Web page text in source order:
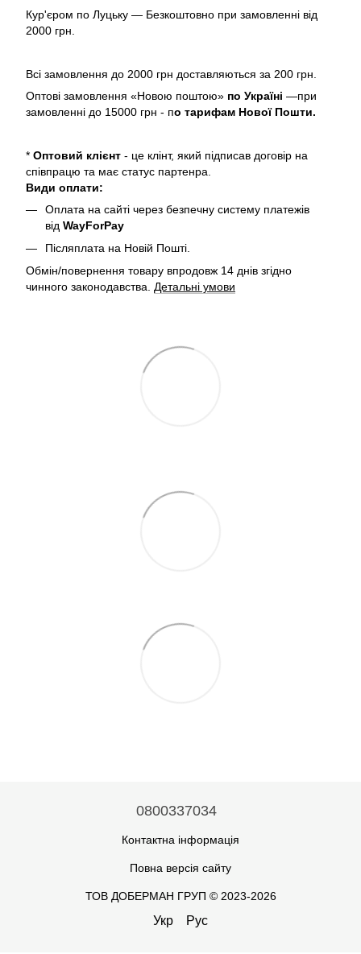
Кур'єром по Луцьку — Безкоштовно при замовленні від
2000 грн.
Всі замовлення до 2000 грн доставляються за 200 грн.
Оптові замовлення «Новою поштою» по Україні —при
замовленні до 15000 грн - по тарифам Нової Пошти.
* Оптовий клієнт - це клінт, який підписав договір на
співпрацю та має статус партенра.
Види оплати:
Оплата на сайті через безпечну систему платежів
від WayForPay
Післяплата на Новій Пошті.
Обмін/повернення товару впродовж 14 днів згідно
чинного законодавства. Детальні умови
0800337034
Контактна інформація
Повна версія сайту
ТОВ ДОБЕРМАН ГРУП © 2023-2026
Укр Рус